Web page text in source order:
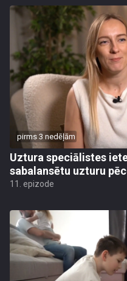
pirms 3 nedēļām
Uztura speciālistes
sabalansētu uzturu
11. epizode